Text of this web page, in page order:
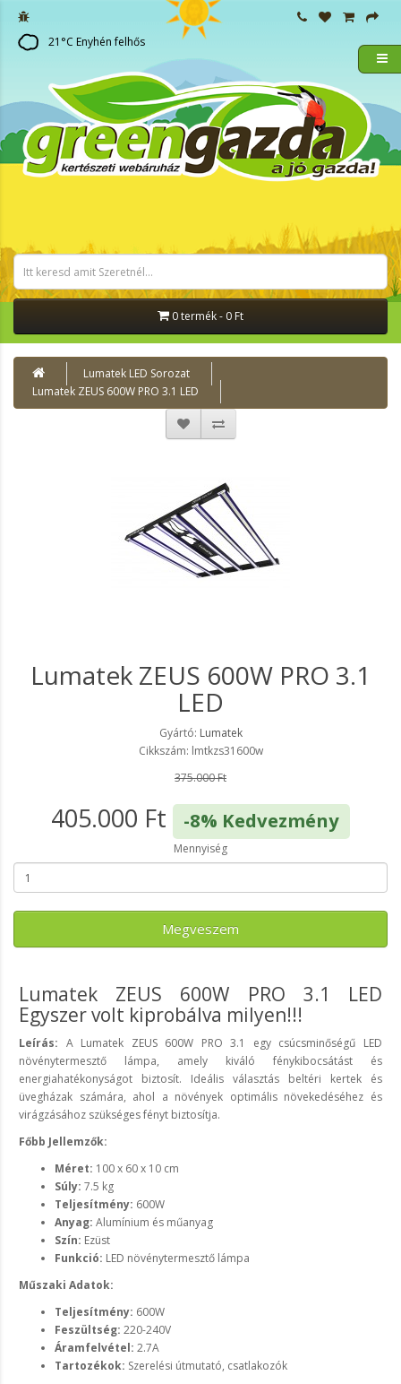
21 °C Enyhén felhős
0 termék - 0 Ft
Lumatek LED Sorozat
Lumatek ZEUS 600W PRO 3.1 LED
Lumatek ZEUS 600W PRO 3.1
LED
Gyártó: Lumatek
Cikkszám: lmtkzs31600w
375.000 Ft
405.000 Ft -8% Kedvezmény
Mennyiség
Megveszem
Lumatek ZEUS 600W PRO 3.1 LED
Egyszer volt kiprobálva milyen!!!
Leírás: A Lumatek ZEUS 600W PRO 3.1 egy csúcsminőségű LED
növénytermesztő lámpa, amely kiváló fénykibocsátást és
energiahatékonyságot biztosít. Ideális választás beltéri kertek és
üvegházak számára, ahol a növények optimális növekedéséhez és
virágzásához szükséges fényt biztosítja.
Főbb Jellemzők:
Méret: 100 x 60 x 10 cm
Súly: 7.5 kg
Teljesítmény: 600W
Anyag: Alumínium és műanyag
Szín: Ezüst
Funkció: LED növénytermesztő lámpa
Műszaki Adatok:
Teljesítmény: 600W
Feszültség: 220-240V
Áramfelvétel: 2.7A
Tartozékok: Szerelési útmutató, csatlakozók